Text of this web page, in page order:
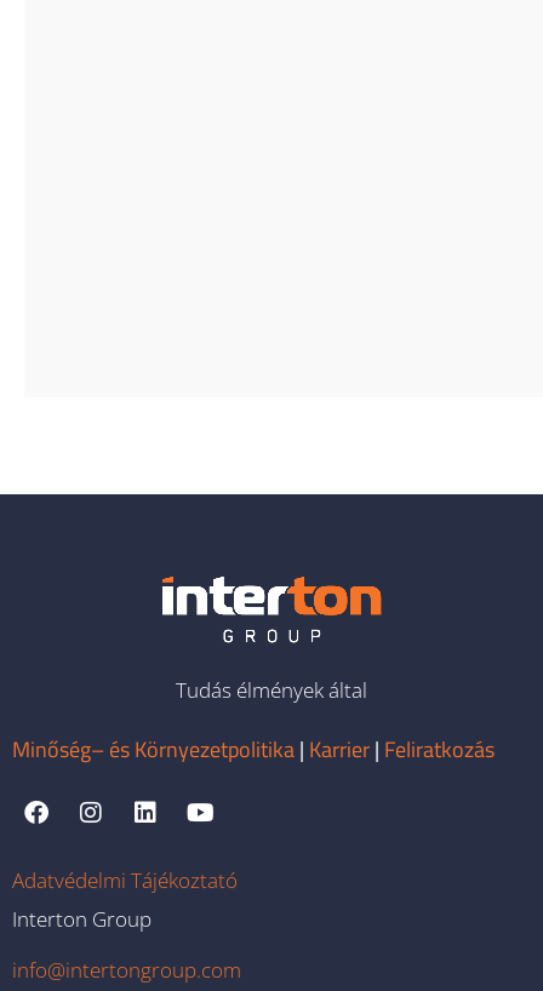
Tudás élmények által
Minőség– és Környezetpolitika| Karrier| Feliratkozás
Adatvédelmi Tájékoztató
Interton Group
info@intertongroup.com